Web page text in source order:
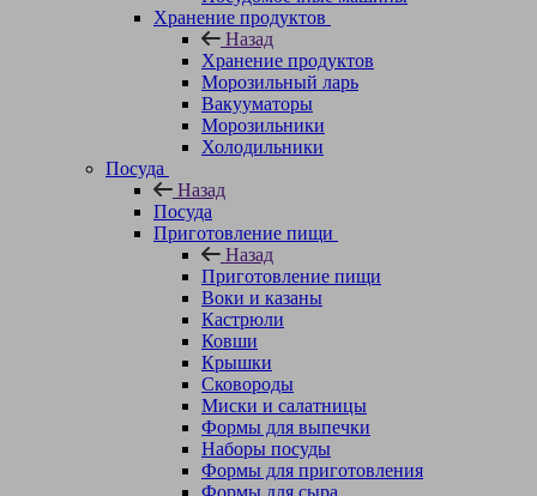
Хранение продуктов
Назад
Хранение продуктов
Морозильный ларь
Вакууматоры
Морозильники
Холодильники
Посуда
Назад
Посуда
Приготовление пищи
Назад
Приготовление пищи
Воки и казаны
Кастрюли
Ковши
Крышки
Сковороды
Миски и салатницы
Формы для выпечки
Наборы посуды
Формы для приготовления
Формы для сыра